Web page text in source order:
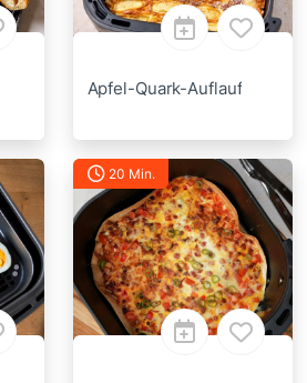
Apfel-Quark-Auflauf
20 Min.